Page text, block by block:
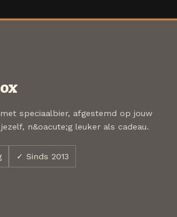
speciaalbier, afgestemd op jouw
n&oacute;g leuker als cadeau.
✓ Sinds 2013